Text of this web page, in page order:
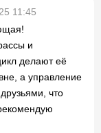
11:45
и
делают её
а управление
что